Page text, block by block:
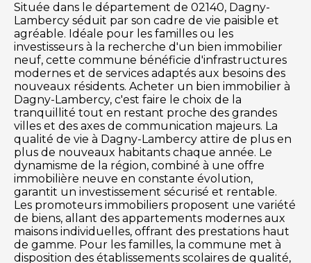
Située dans le département de 02140, Dagny-
Lambercy séduit par son cadre de vie paisible et
agréable. Idéale pour les familles ou les
investisseurs à la recherche d'un bien immobilier
neuf, cette commune bénéficie d'infrastructures
modernes et de services adaptés aux besoins des
nouveaux résidents. Acheter un bien immobilier à
Dagny-Lambercy, c'est faire le choix de la
tranquillité tout en restant proche des grandes
villes et des axes de communication majeurs. La
qualité de vie à Dagny-Lambercy attire de plus en
plus de nouveaux habitants chaque année. Le
dynamisme de la région, combiné à une offre
immobilière neuve en constante évolution,
garantit un investissement sécurisé et rentable.
Les promoteurs immobiliers proposent une variété
de biens, allant des appartements modernes aux
maisons individuelles, offrant des prestations haut
de gamme. Pour les familles, la commune met à
disposition des établissements scolaires de qualité,